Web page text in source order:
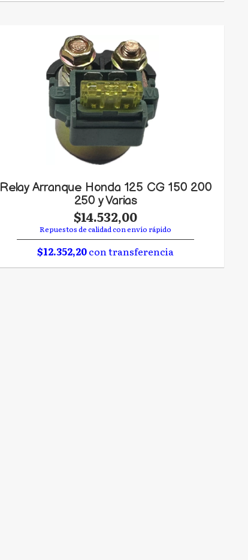
Relay Arranque Honda 125 CG 150 200
250 y Varias
$14.532,00
Repuestos de calidad con envío rápido
$12.352,20con transferencia